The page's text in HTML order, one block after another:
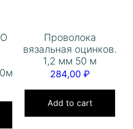
Проволока
вязальная оцинков.
1,2 мм 50 м
284,00 ₽
Add to cart